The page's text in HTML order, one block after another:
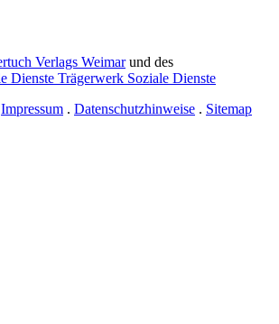
Verlags Weimarund des
Trägerwerk Soziale Dienste
Impressum . Datenschutzhinweise . Sitemap